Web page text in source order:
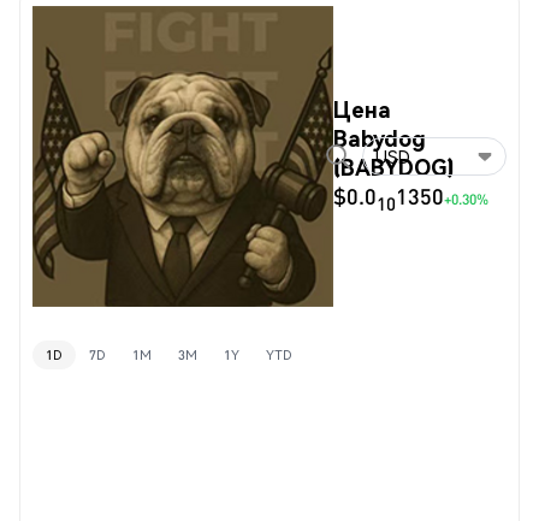
Цена
Babydog
(BABYDOG)
$0.0101350+0.30%
USD
1D 7D 1M 3M 1Y YTD